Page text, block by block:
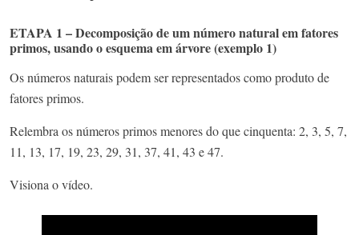
ETAPA 1 – Decomposição de um número natural em fatores
primos, usando o esquema em árvore (exemplo 1)
Osnúmeros naturais podem ser representados como produto de
fatores primos.
Relembra os números primos menores do que cinquenta: 2, 3, 5, 7,
11, 13, 17, 19, 23, 29, 31, 37, 41, 43 e 47.
Visiona o vídeo.